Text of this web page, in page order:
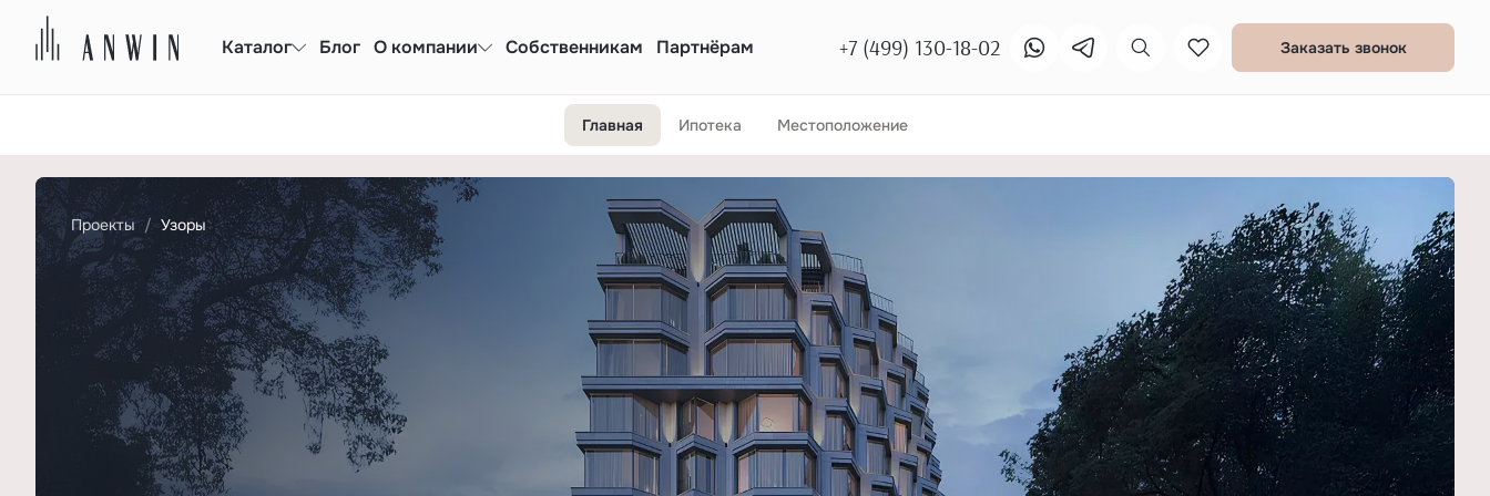
Каталог Блог О компании Собственникам Партнёрам +7 (499) 130-18-02 Заказать звонок
Главная Ипотека Местоположение
Проекты Узоры